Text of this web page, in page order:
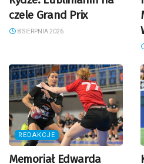
czele Grand Prix
8 SIERPNIA 2026
REDAKCJE
Memoriał Edwarda